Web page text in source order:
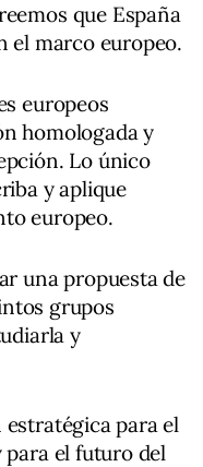
que España
el marco europeo.
europeos
homologada y
Lo único
y aplique
europeo.
una propuesta de
grupos
y
para el
el futuro del